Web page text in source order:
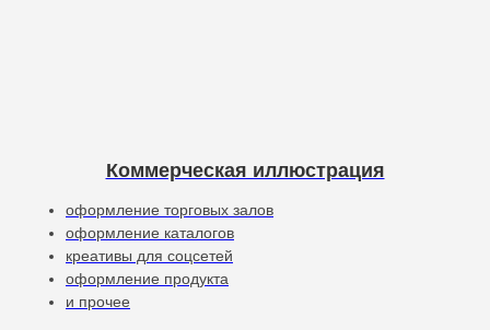
Коммерческая иллюстрация
оформление торговых залов
оформление каталогов
креативы для соцсетей
оформление продукта
и прочее